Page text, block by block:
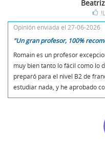
Opinión enviada el 27-06-2026
"Un gran profesor, 100%
Romain es un profesor
muy bien tanto lo fácil como lo
preparó para el nivel B2 de
estudiar nada, y he aprobado